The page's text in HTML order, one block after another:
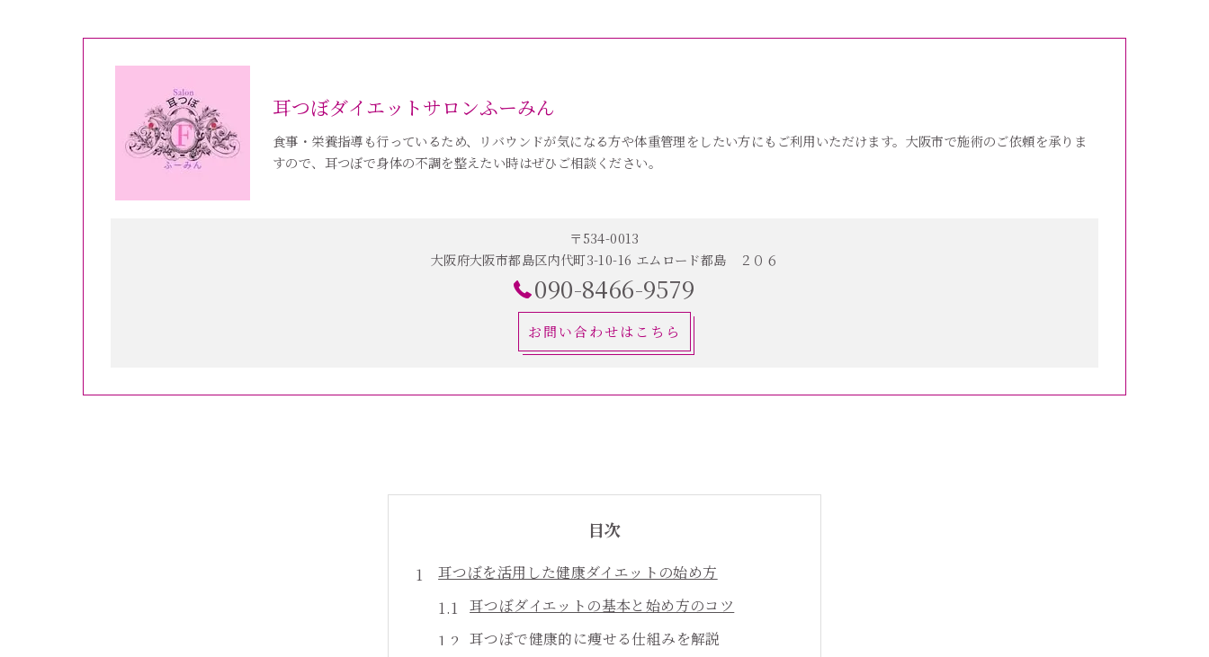
耳つぼダイエットサロンふーみん
食事・栄養指導も行っているため、リバウンドが気になる方や体重管理をしたい方にもご利用いただけます。大阪市で施術のご依頼を承りま
すので、耳つぼで身体の不調を整えたい時はぜひご相談ください。
〒534-0013
大阪府大阪市都島区内代町3-10-16 エムロード都島 ２０６
090-8466-9579
お問い合わせはこちら
目次
耳つぼを活用した健康ダイエットの始め方
耳つぼダイエットの基本と始め方のコツ
耳つぼで健康的に痩せる仕組みを解説